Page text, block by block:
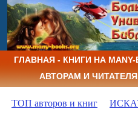
ГЛАВНАЯ - КНИГИ НА MANY-
АВТОРАМ И
ТОП авторов и книг